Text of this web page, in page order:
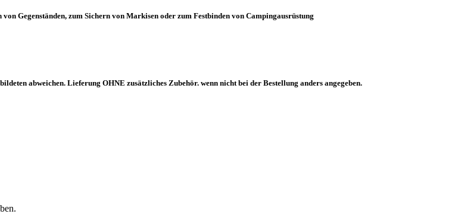
Gegenständen, zum Sichern von Markisen oder zum Festbinden von Campingausrüstung
abweichen. Lieferung OHNE zusätzliches Zubehör. wenn nicht bei der Bestellung anders angegeben.